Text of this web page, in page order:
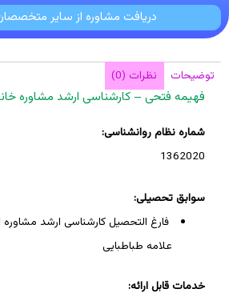
دریافت مشاوره از سایر
توضیحات نظرات (0)
فهیمه فتحی – کارشناسی ارشد مشاوره
شماره نظام روانشناسی:
1362020
سوابق تحصیلی:
فارغ التحصیل کارشناسی ارشد مشاوره
علامه طباطبایی
خدمات قابل ارائه: